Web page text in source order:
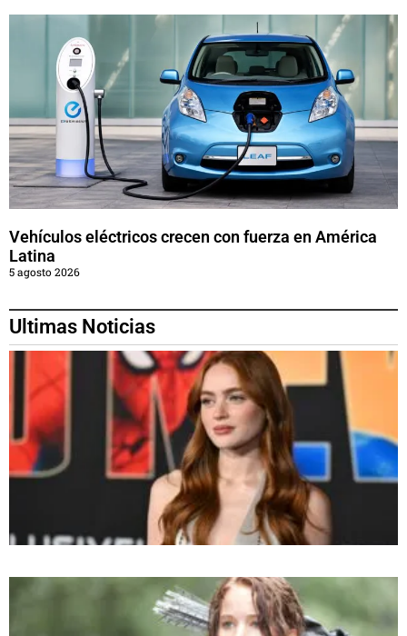
Vehículos eléctricos crecen con fuerza en América
Latina
5 agosto 2026
Ultimas Noticias